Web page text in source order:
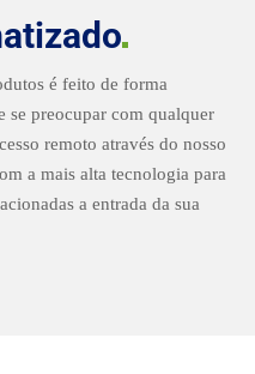
é feito de forma
se preocupar com qualquer
remoto através do nosso
a mais alta tecnologia para
a entrada da sua